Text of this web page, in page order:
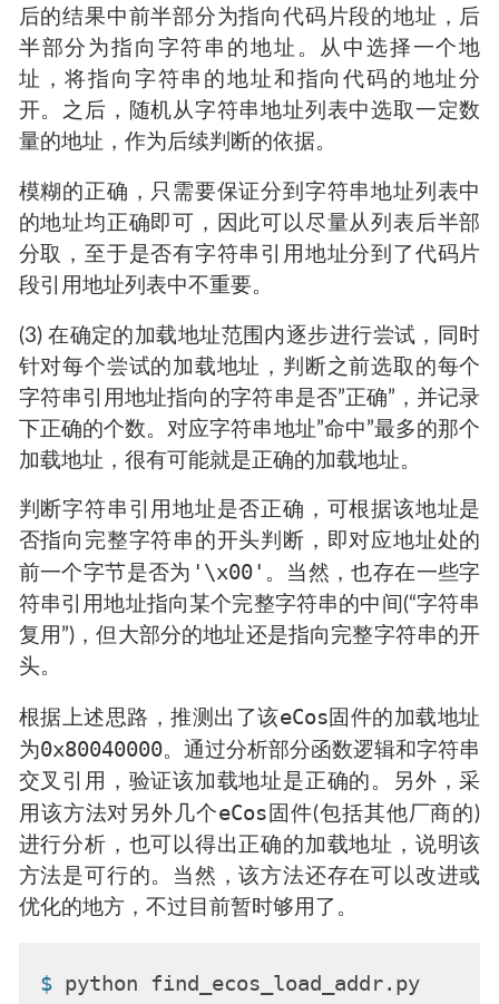
后的结果中前半部分为指向代码片段的地址，后
半部分为指向字符串的地址。从中选择一个地
址，将指向字符串的地址和指向代码的地址分
开。之后，随机从字符串地址列表中选取一定数
量的地址，作为后续判断的依据。
模糊的正确，只需要保证分到字符串地址列表中
的地址均正确即可，因此可以尽量从列表后半部
分取，至于是否有字符串引用地址分到了代码片
段引用地址列表中不重要。
(3) 在确定的加载地址范围内逐步进行尝试，同时
针对每个尝试的加载地址，判断之前选取的每个
字符串引用地址指向的字符串是否”正确”，并记录
下正确的个数。对应字符串地址”命中”最多的那个
加载地址，很有可能就是正确的加载地址。
判断字符串引用地址是否正确，可根据该地址是
否指向完整字符串的开头判断，即对应地址处的
前一个字节是否为 '\x00' 。当然，也存在一些字
符串引用地址指向某个完整字符串的中间(“字符串
复用”)，但大部分的地址还是指向完整字符串的开
头。
根据上述思路，推测出了该eCos 固件的加载地址
为0x80040000。通过分析部分函数逻辑和字符串
交叉引用，验证该加载地址是正确的。另外，采
用该方法对另外几个eCos 固件(包括其他厂商的)
进行分析，也可以得出正确的加载地址，说明该
方法是可行的。当然，该方法还存在可以改进或
优化的地方，不过目前暂时够用了。
$ python find_ecos_load_addr.py